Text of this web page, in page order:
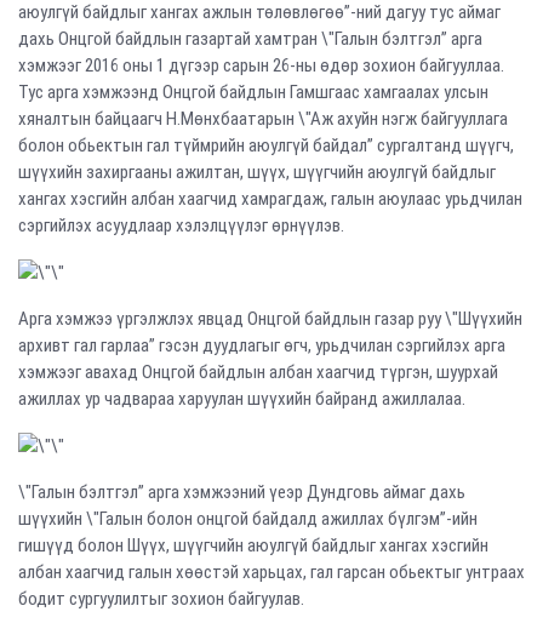
аюулгүй байдлыг хангах ажлын төлөвлөгөө”-ний дагуу тус аймаг
дахь Онцгой байдлын газартай хамтран \"Галын бэлтгэл” арга
хэмжээг 2016 оны 1 дүгээр сарын 26-ны өдөр зохион байгууллаа.
Тус арга хэмжээнд Онцгой байдлын Гамшгаас хамгаалах улсын
хяналтын байцаагч Н.Мөнхбаатарын \"Аж ахуйн нэгж байгууллага
болон обьектын гал түймрийн аюулгүй байдал” сургалтанд шүүгч,
шүүхийн захиргааны ажилтан, шүүх, шүүгчийн аюулгүй байдлыг
хангах хэсгийн албан хаагчид хамрагдаж, галын аюулаас урьдчилан
сэргийлэх асуудлаар хэлэлцүүлэг өрнүүлэв.
Арга хэмжээ үргэлжлэх явцад Онцгой байдлын газар руу \"Шүүхийн
архивт гал гарлаа” гэсэн дуудлагыг өгч, урьдчилан сэргийлэх арга
хэмжээг авахад Онцгой байдлын албан хаагчид түргэн, шуурхай
ажиллах ур чадвараа харуулан шүүхийн байранд ажиллалаа.
\"Галын бэлтгэл” арга хэмжээний үеэр Дундговь аймаг дахь
шүүхийн \"Галын болон онцгой байдалд ажиллах бүлгэм”-ийн
гишүүд болон Шүүх, шүүгчийн аюулгүй байдлыг хангах хэсгийн
албан хаагчид галын хөөстэй харьцах, гал гарсан обьектыг унтраах
бодит сургуулилтыг зохион байгуулав.